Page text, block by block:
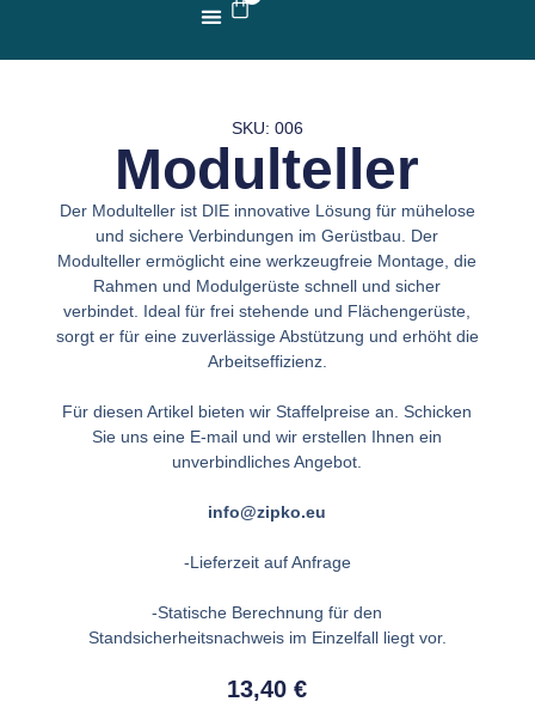
SKU: 006
Modulteller
Der Modulteller ist DIE innovative Lösung für mühelose
und sichere Verbindungen im Gerüstbau. Der
Modulteller ermöglicht eine werkzeugfreie Montage, die
Rahmen und Modulgerüste schnell und sicher
verbindet. Ideal für frei stehende und Flächengerüste,
sorgt er für eine zuverlässige Abstützung und erhöht die
Arbeitseffizienz.
Für diesen Artikel bieten wir Staffelpreise an. Schicken
Sie uns eine E-mail und wir erstellen Ihnen ein
unverbindliches Angebot.
info@zipko.eu
-Lieferzeit auf Anfrage
-Statische Berechnung für den
Standsicherheitsnachweis im Einzelfall liegt vor.
13,40€